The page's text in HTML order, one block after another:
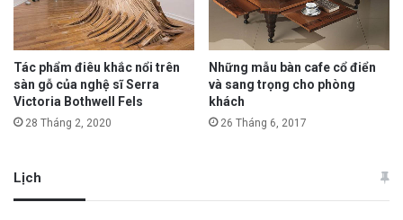
Tác phẩm điêu khắc nổi trên
sàn gỗ của nghệ sĩ Serra
Victoria Bothwell Fels
28 Tháng 2, 2020
Những mẫu bàn cafe cổ điển
và sang trọng cho phòng
khách
26 Tháng 6, 2017
Lịch